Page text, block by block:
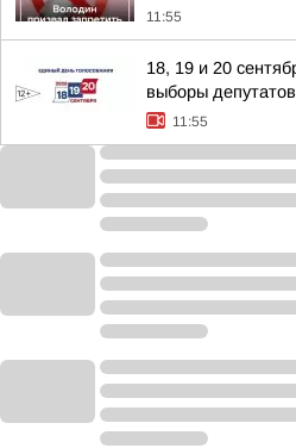
11:55
18, 19 и 20
выборы
11:55